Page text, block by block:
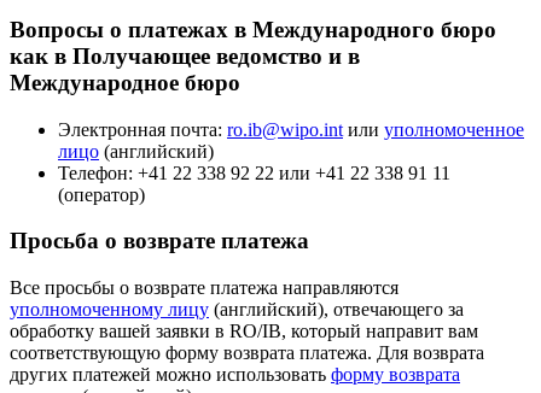
Вопросы о платежах в Международного бюро
как в Получающее ведомство и в
Международное бюро
Электронная почта: ro.ib@wipo.int или уполномоченное
лицо (английский)
Телефон: +41 22 338 92 22 или +41 22 338 91 11
(оператор)
Просьба о возврате платежа
Все просьбы о возврате платежа направляются
уполномоченному лицу (английский), отвечающего за
обработку вашей заявки в RO/IB, который направит вам
соответствующую форму возврата платежа. Для возврата
других платежей можно использовать форму возврата